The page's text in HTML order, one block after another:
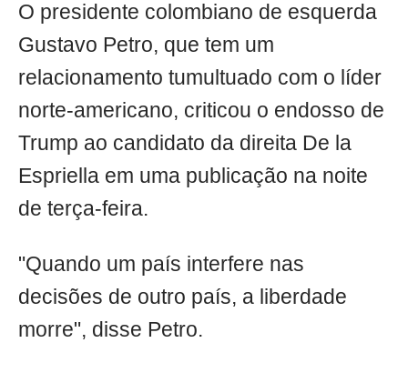
O presidente colombiano de esquerda
Gustavo Petro, que tem um
relacionamento tumultuado com o líder
norte-americano, criticou o endosso de
Trump ao candidato da direita De la
Espriella em uma publicação na noite
de terça-feira.
"Quando um país interfere nas
decisões de outro país, a liberdade
morre", disse Petro.